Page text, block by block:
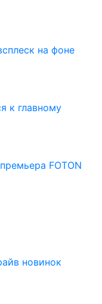
на фоне
к главному
FOTON
новинок